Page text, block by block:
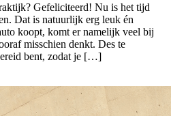
Gefeliciteerd! Nu is het tijd
Dat is natuurlijk erg leuk én
koopt, komt er namelijk veel bij
misschien denkt. Des te
bent, zodat je […]